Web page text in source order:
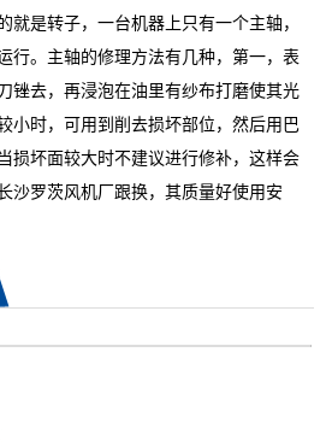
就是转子，一台机器上只有一个主轴，
行。主轴的修理方法有几种，第一，表
锉去，再浸泡在油里有纱布打磨使其光
小时，可用到削去损坏部位，然后用巴
损坏面较大时不建议进行修补，这样会
沙罗茨风机厂跟换，其质量好使用安